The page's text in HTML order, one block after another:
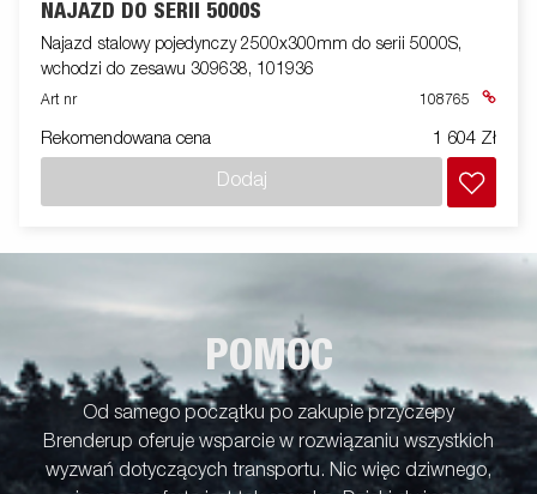
NAJAZD DO SERII 5000S
Najazd stalowy pojedynczy 2500x300mm do serii 5000S,
wchodzi do zesawu 309638, 101936
Art nr 108765
Rekomendowana cena 1 604 Zł
Dodaj
POMOC
Od samego początku po zakupie przyczepy
Brenderup oferuje wsparcie w rozwiązaniu wszystkich
wyzwań dotyczących transportu. Nic więc dziwnego,